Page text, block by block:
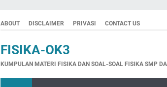
ABOUT DISCLAIMER PRIVASI CONTACT US
FISIKA-OK3
KUMPULAN MATERI FISIKA DAN SOAL-SOAL FISIKA SMP